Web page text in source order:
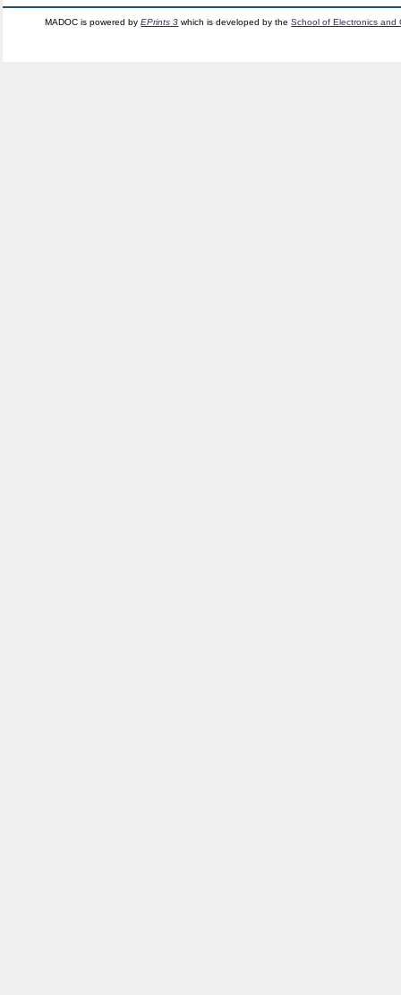
MADOC is powered byEPrints 3 which is developed by theSchool of Electronics and